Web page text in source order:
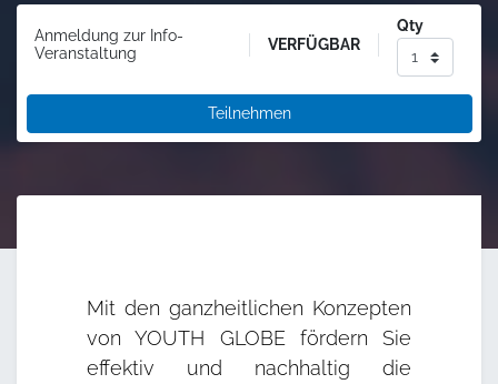
Anmeldung zur Info-
Veranstaltung
VERFÜGBAR
Qty
Teilnehmen
Mit den ganzheitlichen Konzepten
von YOUTH GLOBE fördern Sie
effektiv und nachhaltig die